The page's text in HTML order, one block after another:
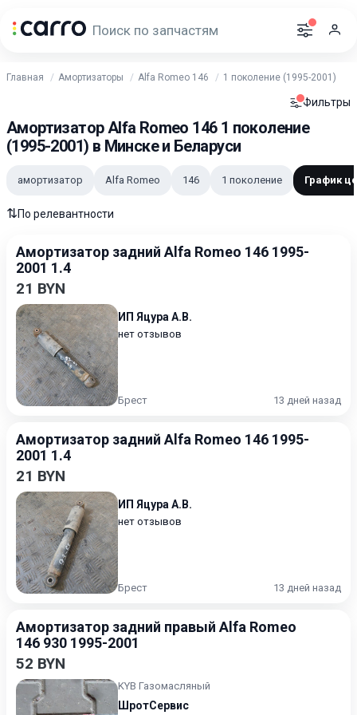
Главная Амортизаторы Alfa Romeo 146 1 поколение (1995-2001)
Фильтры
Амортизатор Alfa Romeo 146 1 поколение
(1995-2001) в Минске и Беларуси
амортизатор Alfa Romeo 146 1 поколение График
⇅По релевантности
Амортизатор задний Alfa Romeo 146 1995-
2001 1.4
21 BYN
ИП Яцура А.В.
нет отзывов
Брест 13 дней назад
Амортизатор задний Alfa Romeo 146 1995-
2001 1.4
21 BYN
ИП Яцура А.В.
нет отзывов
Брест 13 дней назад
Амортизатор задний правый Alfa Romeo
146 930 1995-2001
52 BYN
KYB Газомасляный
ШротСервис